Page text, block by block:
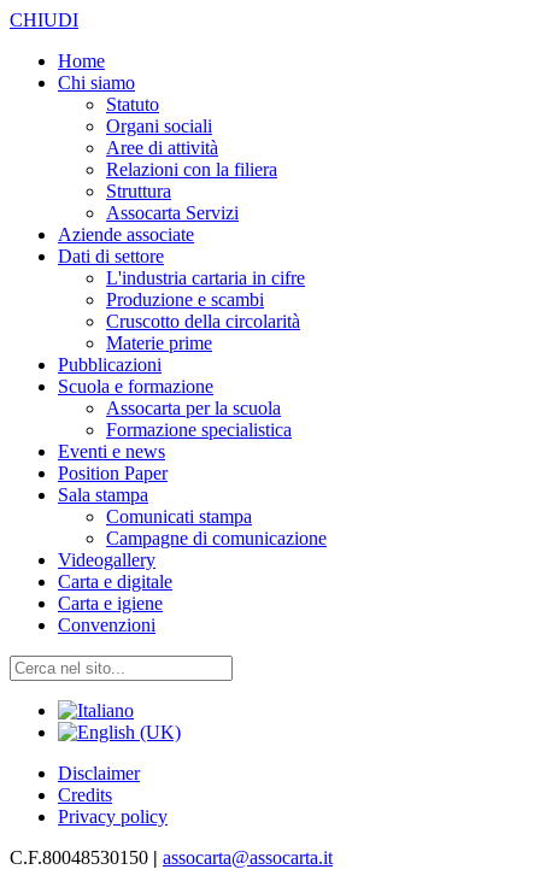
CHIUDI
Home
Chi siamo
Statuto
Organi sociali
Aree di attività
Relazioni con la filiera
Struttura
Assocarta Servizi
Aziende associate
Dati di settore
L'industria cartaria in cifre
Produzione e scambi
Cruscotto della circolarità
Materie prime
Pubblicazioni
Scuola e formazione
Assocarta per la scuola
Formazione specialistica
Eventi e news
Position Paper
Sala stampa
Comunicati stampa
Campagne di comunicazione
Videogallery
Carta e digitale
Carta e igiene
Convenzioni
Disclaimer
Credits
Privacy policy
C.F.80048530150 | assocarta@assocarta.it